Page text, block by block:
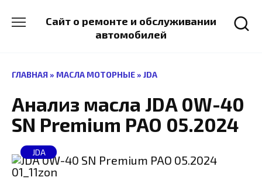
содержанию
Сайт о ремонте и обслуживании
автомобилей
ГЛАВНАЯ » МАСЛА МОТОРНЫЕ » JDA
Анализ масла JDA 0W-40
SN Premium PAO 05.2024
JDA